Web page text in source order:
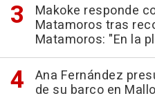
Makoke responde
Matamoros tras
Matamoros: "En la
Ana Fernández
de su barco en